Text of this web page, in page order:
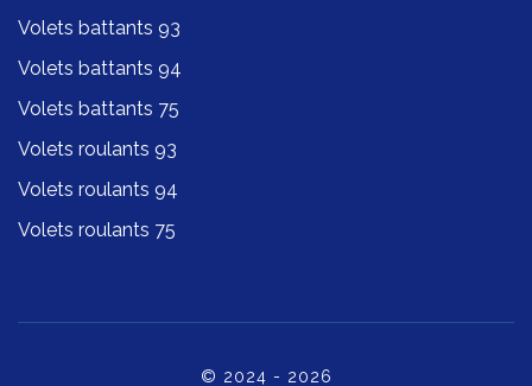
Volets battants 93
Volets battants 94
Volets battants 75
Volets roulants 93
Volets roulants 94
Volets roulants 75
© 2024 - 2026